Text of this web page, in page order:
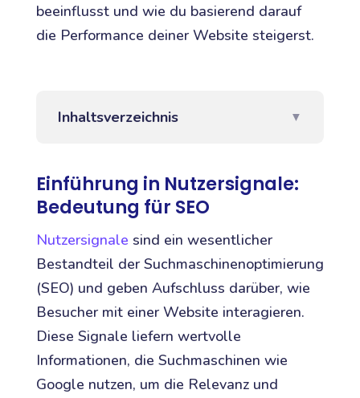
beeinflusst und wie du basierend darauf
die Performance deiner Website steigerst.
Inhaltsverzeichnis ▼
Einführung in Nutzersignale:
Bedeutung für SEO
Nutzersignale sind ein wesentlicher
Bestandteil der Suchmaschinenoptimierung
(SEO) und geben Aufschluss darüber, wie
Besucher mit einer Website interagieren.
Diese Signale liefern wertvolle
Informationen, die Suchmaschinen wie
Google nutzen, um die Relevanz und